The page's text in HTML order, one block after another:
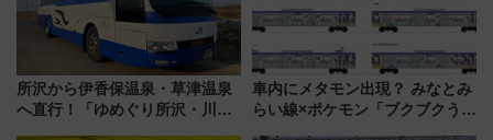
所沢から伊香保温泉・草津温泉
へ直行！「ゆめぐり所沢・川越
車内にメタモン出現？ みなとみ
らい線×ポケモン「ブクブクうみ